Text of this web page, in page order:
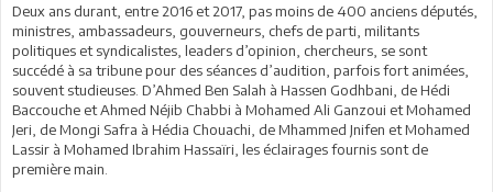
Deux ans durant, entre 2016 et 2017, pas moins de 400 anciens députés,
ministres, ambassadeurs, gouverneurs, chefs de parti, militants
politiques et syndicalistes, leaders d’opinion, chercheurs, se sont
succédé à sa tribune pour des séances d’audition, parfois fort animées,
souvent studieuses. D’Ahmed Ben Salah à Hassen Godhbani, de Hédi
Baccouche et Ahmed Néjib Chabbi à Mohamed Ali Ganzoui et Mohamed
Jeri, de Mongi Safra à Hédia Chouachi, de Mhammed Jnifen et Mohamed
Lassir à Mohamed Ibrahim Hassaïri, les éclairages fournis sont de
première main.